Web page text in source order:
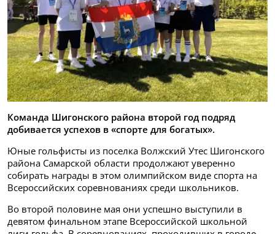
Команда Шигонского района второй год подряд
добивается успехов в «спорте для богатых».
Юные гольфисты из поселка Волжский Утес Шигонского
района Самарской области продолжают уверенно
собирать награды в этом олимпийском виде спорта на
Всероссийских соревнованиях среди школьников.
Во второй половине мая они успешно выступили в
девятом финальном этапе Всероссийской школьной